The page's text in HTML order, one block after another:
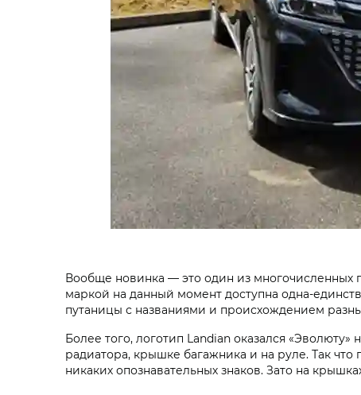
Вообще новинка — это один из многочисленных
маркой на данный момент доступна одна-
путаницы с названиями и происхождением
Более того, логотип Landian оказался
радиатора, крышке багажника и на руле. Так
никаких опознавательных знаков. Зато на